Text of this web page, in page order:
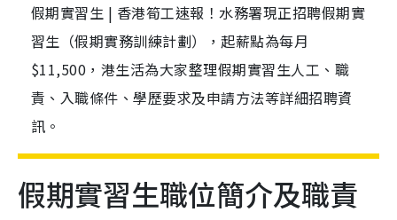
假期實習生 | 香港筍工速報！水務署現正招聘假期實
習生（假期實務訓練計劃），起薪點為每月
$11,500，港生活為大家整理假期實習生人工、職
責、入職條件、學歷要求及申請方法等詳細招聘資
訊。
假期實習生職位簡介及職責